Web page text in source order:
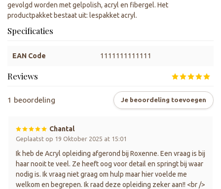
gevolgd worden met gelpolish, acryl en fibergel. Het
productpakket bestaat uit: lespakket acryl.
Specificaties
EAN Code 1111111111111
Reviews
1 beoordeling Je beoordeling toevoegen
Chantal
Geplaatst op 19 Oktober 2025 at 15:01
Ik heb de Acryl opleiding afgerond bij Roxenne. Een vraag is bij
haar nooit te veel. Ze heeft oog voor detail en springt bij waar
nodig is. Ik vraag niet graag om hulp maar hier voelde me
welkom en begrepen. Ik raad deze opleiding zeker aan!! <br />